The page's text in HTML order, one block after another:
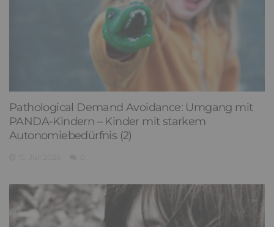
Pathological Demand Avoidance: Umgang mit
PANDA-Kindern – Kinder mit starkem
Autonomiebedürfnis (2)